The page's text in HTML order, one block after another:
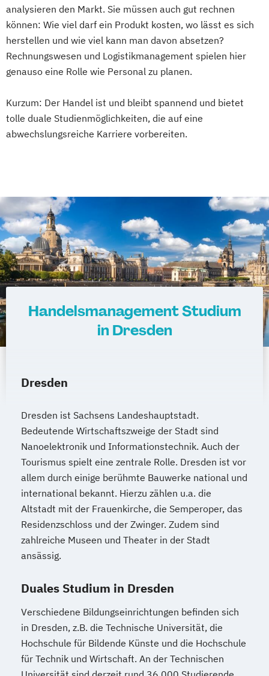
analysieren den Markt. Sie müssen auch gut rechnen
können: Wie viel darf ein Produkt kosten, wo lässt es sich
herstellen und wie viel kann man davon absetzen?
Rechnungswesen und Logistikmanagement spielen hier
genauso eine Rolle wie Personal zu planen.
Kurzum: Der Handel ist und bleibt spannend und bietet
tolle duale Studienmöglichkeiten, die auf eine
abwechslungsreiche Karriere vorbereiten.
Handelsmanagement Studium
in Dresden
Dresden
Dresden ist Sachsens Landeshauptstadt.
Bedeutende Wirtschaftszweige der Stadt sind
Nanoelektronik und Informationstechnik. Auch der
Tourismus spielt eine zentrale Rolle. Dresden ist vor
allem durch einige berühmte Bauwerke national und
international bekannt. Hierzu zählen u.a. die
Altstadt mit der Frauenkirche, die Semperoper, das
Residenzschloss und der Zwinger. Zudem sind
zahlreiche Museen und Theater in der Stadt
ansässig.
Duales Studium in Dresden
Verschiedene Bildungseinrichtungen befinden sich
in Dresden, z.B. die Technische Universität, die
Hochschule für Bildende Künste und die Hochschule
für Technik und Wirtschaft. An der Technischen